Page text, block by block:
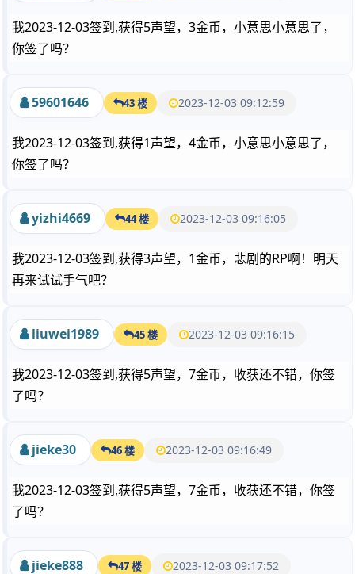
我2023-12-03签到,获得5声望，3金币，小意思小意思了，
你签了吗？
59601646 43 楼 2023-12-03 09:12:59
我2023-12-03签到,获得1声望，4金币，小意思小意思了，
你签了吗？
yizhi4669 44 楼 2023-12-03 09:16:05
我2023-12-03签到,获得3声望，1金币，悲剧的RP啊！明天
再来试试手气吧？
liuwei1989 45 楼 2023-12-03 09:16:15
我2023-12-03签到,获得5声望，7金币，收获还不错，你签
了吗？
jieke30 46 楼 2023-12-03 09:16:49
我2023-12-03签到,获得5声望，7金币，收获还不错，你签
了吗？
jieke888 47 楼 2023-12-03 09:17:52